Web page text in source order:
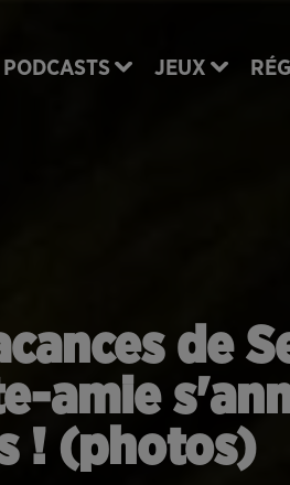
PODCASTS JEUX
de
amie
! (photos)